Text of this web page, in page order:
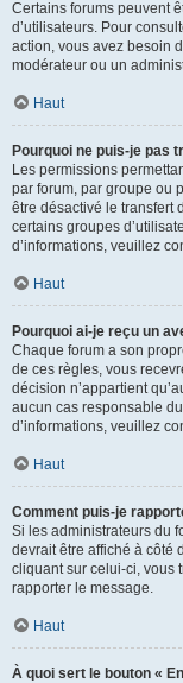
Certains forums peuvent
d’utilisateurs. Pour
action, vous avez besoin
modérateur ou un
Haut
Pourquoi ne puis-je pas
Les permissions
par forum, par groupe ou
être désactivé le transfert
certains groupes
d’informations, veuillez
Haut
Pourquoi ai-je reçu un
Chaque forum a son
de ces règles, vous
décision n’appartient
aucun cas responsable
d’informations, veuillez
Haut
Comment puis-je
Si les administrateurs du
devrait être affiché à côté
cliquant sur celui-ci, vous
rapporter le message.
Haut
À quoi sert le bouton «